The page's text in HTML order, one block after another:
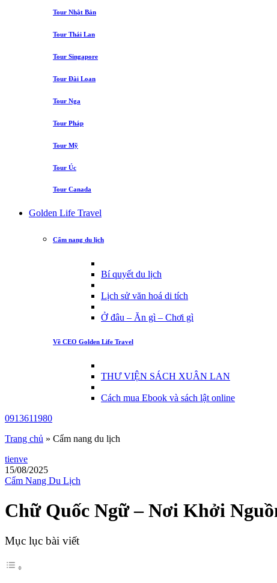
Tour Nhật Bản
Tour Thái Lan
Tour Singapore
Tour Đài Loan
Tour Nga
Tour Pháp
Tour Mỹ
Tour Úc
Tour Canada
Golden Life Travel
Cẩm nang du lịch
Bí quyết du lịch
Lịch sử văn hoá di tích
Ở đâu – Ăn gì – Chơi gì
Về CEO Golden Life Travel
THƯ VIỆN SÁCH XUÂN LAN
Cách mua Ebook và sách lật online
0913611980
Trang chủ » Cẩm nang du lịch
tienve
15/08/2025
Cẩm Nang Du Lịch
Chữ Quốc Ngữ – Nơi Khởi
Mục lục bài viết